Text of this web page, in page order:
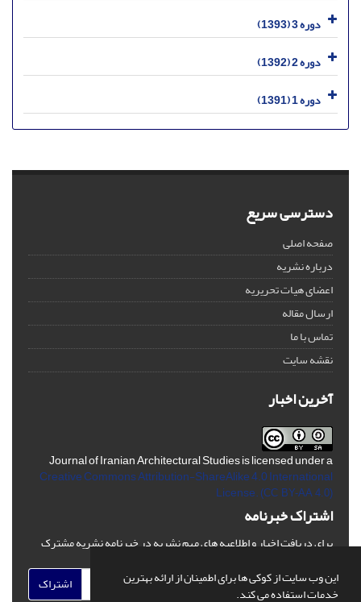
این وب سایت از کوکی ها برای اطمینان از ارائه بهترین
خدمات استفاده می کند.
دوره 3 (1393)
دوره 2 (1392)
دوره 1 (1391)
دسترسی سریع
صفحه اصلی
درباره نشریه
اعضای هیات تحریریه
ارسال مقاله
تماس با ما
نقشه سایت
آخرین اخبار
Journal of Iranian Architectural Studies is licensed under a
Creative Commons Attribution-ShareAlike 4.0 International
License. (CC BY-AA 4.0)
اشتراک خبرنامه
برای دریافت اخبار و اطلاعیه های مهم نشریه در خبرنامه نشریه مشترک
اشتراک